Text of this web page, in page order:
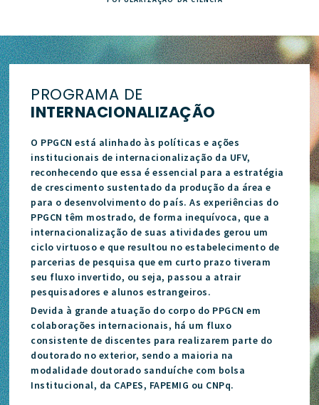
PROGRAMA DE
INTERNACIONALIZAÇÃO
O PPGCN está alinhado às políticas e ações
institucionais de internacionalização da UFV,
reconhecendo que essa é essencial para a estratégia
de crescimento sustentado da produção da área e
para o desenvolvimento do país. As experiências do
PPGCN têm mostrado, de forma inequívoca, que a
internacionalização de suas atividades gerou um
ciclo virtuoso e que resultou no estabelecimento de
parcerias de pesquisa que em curto prazo tiveram
seu fluxo invertido, ou seja, passou a atrair
pesquisadores e alunos estrangeiros.
Devida à grande atuação do corpo do PPGCN em
colaborações internacionais, há um fluxo
consistente de discentes para realizarem parte do
doutorado no exterior, sendo a maioria na
modalidade doutorado sanduíche com bolsa
Institucional, da CAPES, FAPEMIG ou CNPq.